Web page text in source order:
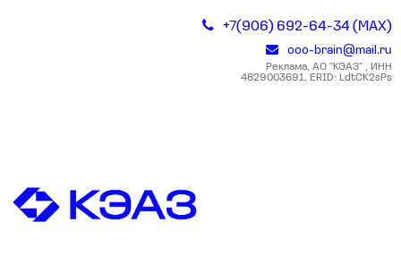
+7(906) 692-64-34 (MAX)
ooo-brain@mail.ru
Реклама, АО "КЭАЗ" , ИНН
4629003691, ERID: LdtCK2sPs